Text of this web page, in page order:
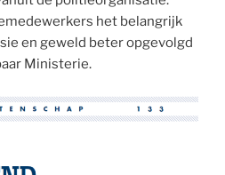
het belangrijk
en geweld beter opgevolgd
Ministerie.